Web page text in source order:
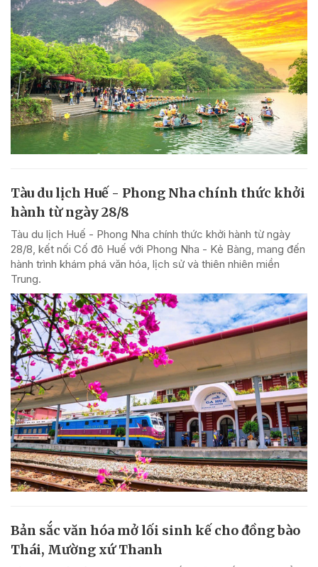
Tàu du lịch Huế - Phong Nha chính thức khởi
hành từ ngày 28/8
Tàu du lịch Huế - Phong Nha chính thức khởi hành từ ngày
28/8, kết nối Cố đô Huế với Phong Nha - Kẻ Bàng, mang đến
hành trình khám phá văn hóa, lịch sử và thiên nhiên miền
Trung.
Bản sắc văn hóa mở lối sinh kế cho đồng bào
Thái, Mường xứ Thanh